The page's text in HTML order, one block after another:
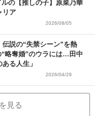
の【推しの子】原菜乃華
リア
2026/08/05
説の“失禁シーン”を熱
略奪婚”のウラには…田中
る人生」
2026/04/29
見る